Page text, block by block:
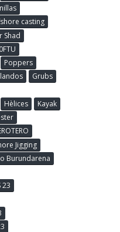
casting
Shad
Poppers
Grubs
Hèlices
Kayak
Jigging
Burundarena
23